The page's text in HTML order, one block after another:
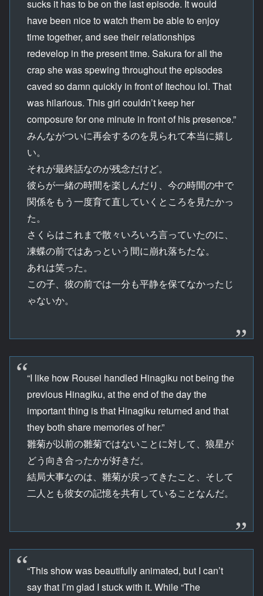
sucks it has to be on the last episode. It would
have been nice to watch them be able to enjoy
time together, and see their relationships
redevelop in the present time. Sakura for all the
crap she was spewing throughout the episodes
caved so damn quickly in front of Itechou lol. That
was hilarious. This girl couldn’t keep her
composure for one minute in front of his presence.”
みんながついに再会するのを見られて本当に嬉し
い。
それが最終話なのが残念だけど。
彼らが一緒の時間を楽しんだり、今の時間の中で
関係をもう一度育て直していくところを見たかっ
た。
さくらはこれまで散々いろいろ言っていたのに、
凍蝶の前ではあっという間に崩れ落ちたな。
あれは笑った。
この子、彼の前では一分も平静を保てなかったじ
ゃないか。
“I like how Rousei handled Hinagiku not being the
previous Hinagiku, at the end of the day the
important thing is that Hinagiku returned and that
they both share memories of her.”
雛菊が以前の雛菊ではないことに対して、狼星が
どう向き合ったかが好きだ。
結局大事なのは、雛菊が戻ってきたこと、そして
二人とも彼女の記憶を共有していることなんだ。
“This show was beautifully animated, but I can’t
say that I’m glad I stuck with it. While “The